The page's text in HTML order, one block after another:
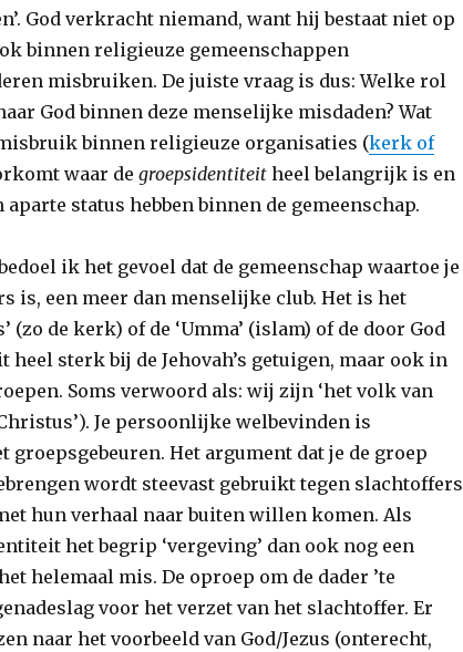
God verkracht niemand, want hij bestaat niet op
binnen religieuze gemeenschappen
misbruiken. De juiste vraag is dus: Welke rol
God binnen deze menselijke misdaden? Wat
binnen religieuze organisaties (kerk of
waar de groepsidentiteit heel belangrijk is en
aparte status hebben binnen de gemeenschap.
ik het gevoel dat de gemeenschap waartoe je
is, een meer dan menselijke club. Het is het
(zo de kerk) of de ‘Umma’ (islam) of de door God
sterk bij de Jehovah’s getuigen, maar ook in
Soms verwoord als: wij zijn ‘het volk van
Je persoonlijke welbevinden is
groepsgebeuren. Het argument dat je de groep
wordt steevast gebruikt tegen slachtoffers
hun verhaal naar buiten willen komen. Als
het begrip ‘vergeving’ dan ook nog een
helemaal mis. De oproep om de dader ’te
voor het verzet van het slachtoffer. Er
naar het voorbeeld van God/Jezus (onterecht,